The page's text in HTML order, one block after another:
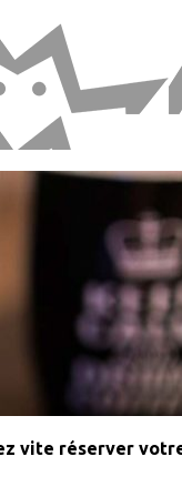
vite réserver